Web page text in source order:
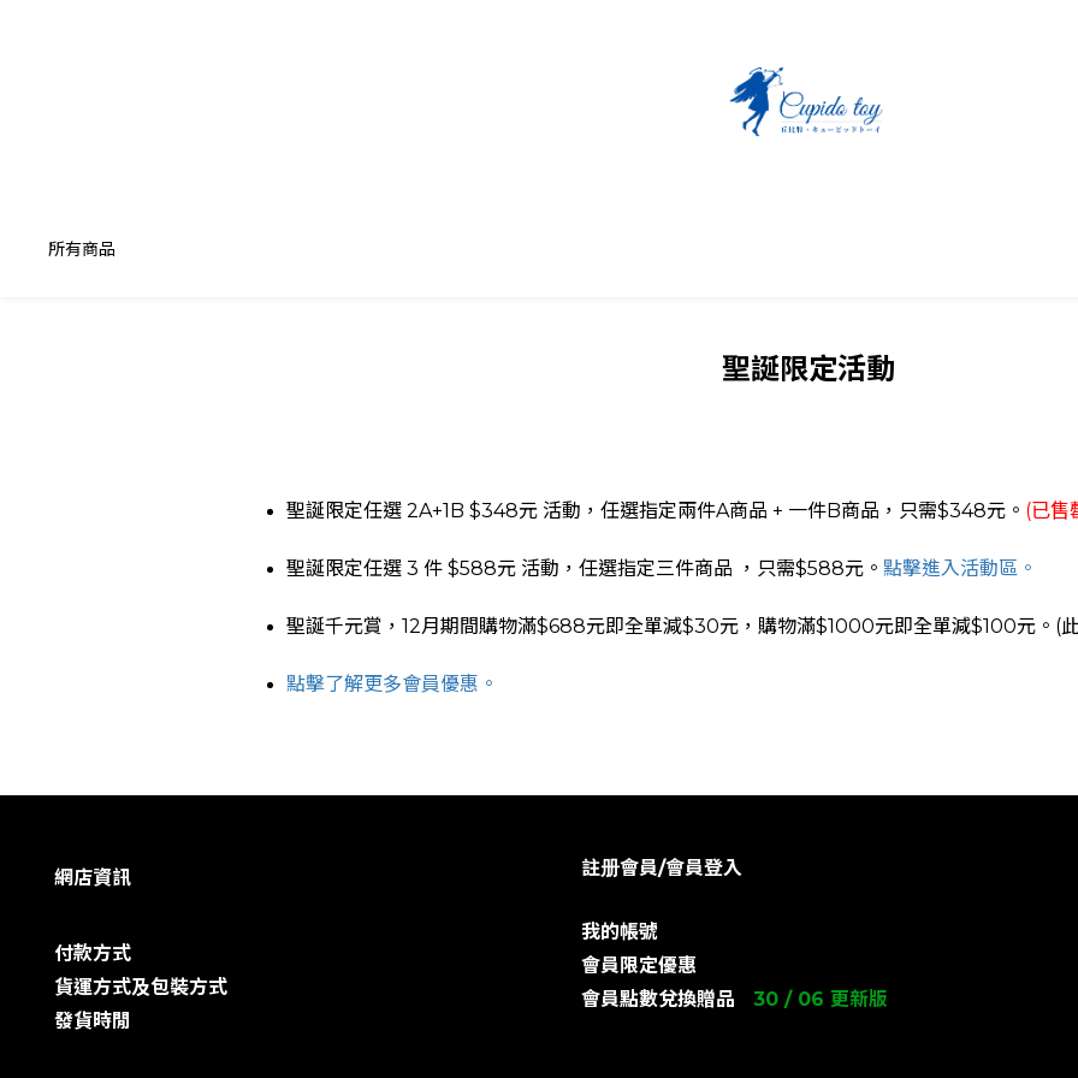
所有商品
聖誕限定活動
聖誕限定任選 2A+1B $348元 活動，任選指定兩件A商品 + 一件B商品，只需$348元。 (已售
聖誕限定任選 3 件 $588元 活動，任選指定三件商品 ，只需$588元。 點擊進入活動區。
聖誕千元賞，12月期間購物滿$688元即全單減$30元， 購物滿$1000元即全單減$100元。(
點擊了解更多會員優惠。
網店資訊
付款方式
貨運方式及包裝方式
發貨時閒
註册會員/會員登入
我的帳號
會員限定優惠
會員點數兌換贈品
30 / 06 更新版